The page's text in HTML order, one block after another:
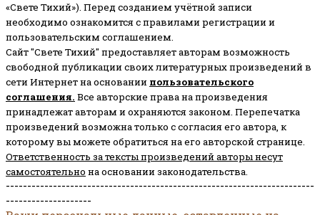
«Свете Тихий»). Перед созданием учётной записи
необходимо ознакомится с правилами регистрации и
пользовательским соглашением.
Сайт "Свете Тихий" предоставляет авторам возможность
свободной публикации своих литературных произведений в
сети Интернет на основании пользовательского
соглашения. Все авторские права на произведения
принадлежат авторам и охраняются законом. Перепечатка
произведений возможна только с согласия его автора, к
которому вы можете обратиться на его авторской странице.
Ответственность за тексты произведений авторы несут
самостоятельно на основании законодательства.
------------------------------------------------------------------------
--------------------